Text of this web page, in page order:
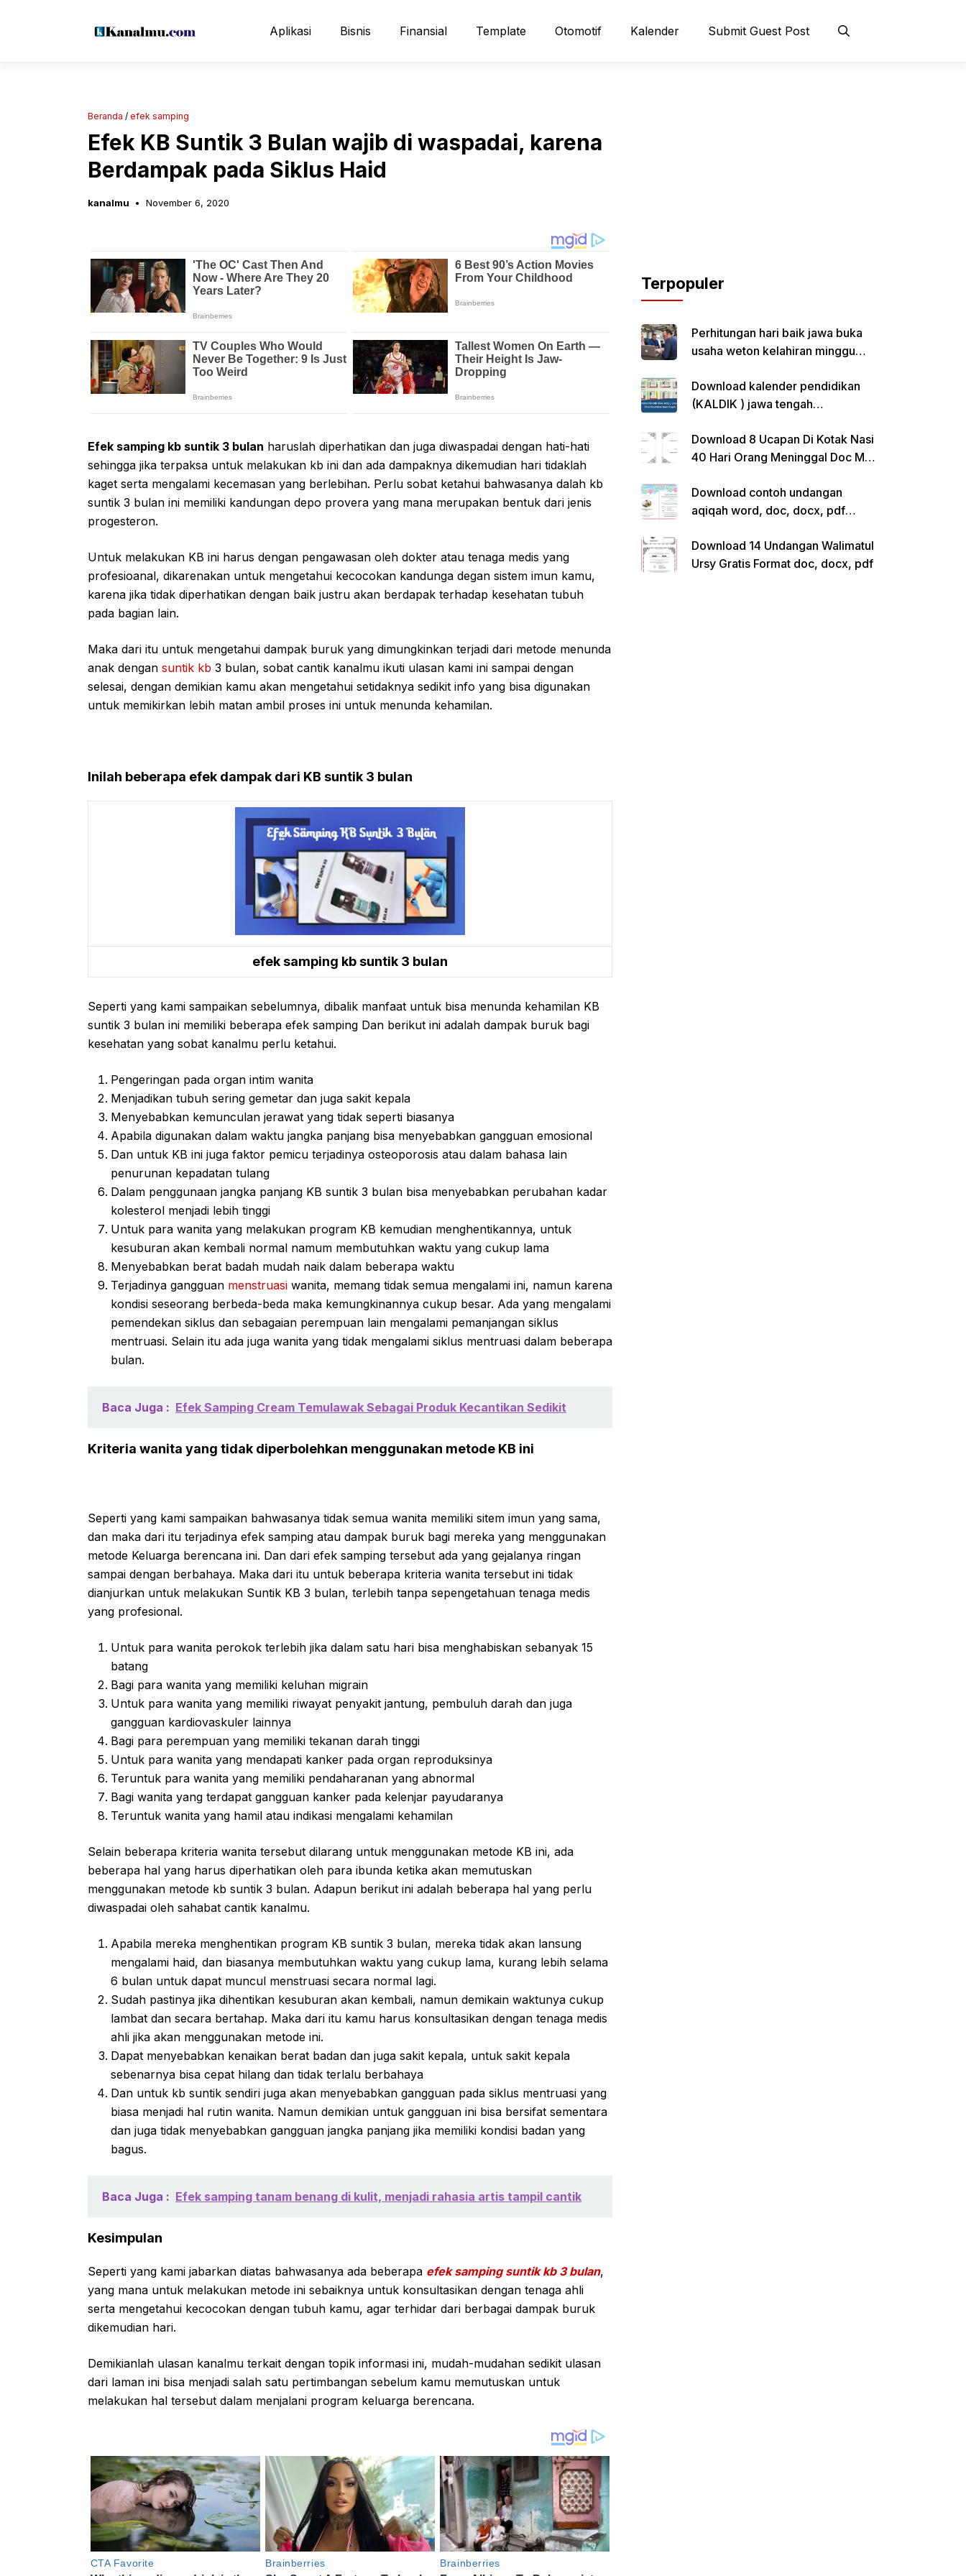
Aplikasi Bisnis Finansial Template Otomotif Kalender Submit Guest Post
Beranda / efek samping
Efek KB Suntik 3 Bulan wajib di waspadai, karena
Berdampak pada Siklus Haid
kanalmu November 6, 2020
Efek samping kb suntik 3 bulan haruslah diperhatikan dan juga diwaspadai dengan hati-hati
sehingga jika terpaksa untuk melakukan kb ini dan ada dampaknya dikemudian hari tidaklah
kaget serta mengalami kecemasan yang berlebihan. Perlu sobat ketahui bahwasanya dalah kb
suntik 3 bulan ini memiliki kandungan depo provera yang mana merupakan bentuk dari jenis
progesteron.
Untuk melakukan KB ini harus dengan pengawasan oleh dokter atau tenaga medis yang
profesioanal, dikarenakan untuk mengetahui kecocokan kandunga degan sistem imun kamu,
karena jika tidak diperhatikan dengan baik justru akan berdapak terhadap kesehatan tubuh
pada bagian lain.
Maka dari itu untuk mengetahui dampak buruk yang dimungkinkan terjadi dari metode menunda
anak dengan suntik kb 3 bulan, sobat cantik kanalmu ikuti ulasan kami ini sampai dengan
selesai, dengan demikian kamu akan mengetahui setidaknya sedikit info yang bisa digunakan
untuk memikirkan lebih matan ambil proses ini untuk menunda kehamilan.
Inilah beberapa efek dampak dari KB suntik 3 bulan
efek samping kb suntik 3 bulan
Seperti yang kami sampaikan sebelumnya, dibalik manfaat untuk bisa menunda kehamilan KB
suntik 3 bulan ini memiliki beberapa efek samping Dan berikut ini adalah dampak buruk bagi
kesehatan yang sobat kanalmu perlu ketahui.
Pengeringan pada organ intim wanita
Menjadikan tubuh sering gemetar dan juga sakit kepala
Menyebabkan kemunculan jerawat yang tidak seperti biasanya
Apabila digunakan dalam waktu jangka panjang bisa menyebabkan gangguan emosional
Dan untuk KB ini juga faktor pemicu terjadinya osteoporosis atau dalam bahasa lain
penurunan kepadatan tulang
Dalam penggunaan jangka panjang KB suntik 3 bulan bisa menyebabkan perubahan kadar
kolesterol menjadi lebih tinggi
Untuk para wanita yang melakukan program KB kemudian menghentikannya, untuk
kesuburan akan kembali normal namum membutuhkan waktu yang cukup lama
Menyebabkan berat badah mudah naik dalam beberapa waktu
Terjadinya gangguan menstruasi wanita, memang tidak semua mengalami ini, namun karena
kondisi seseorang berbeda-beda maka kemungkinannya cukup besar. Ada yang mengalami
pemendekan siklus dan sebagaian perempuan lain mengalami pemanjangan siklus
mentruasi. Selain itu ada juga wanita yang tidak mengalami siklus mentruasi dalam beberapa
bulan.
Baca Juga : Efek Samping Cream Temulawak Sebagai Produk Kecantikan Sedikit
Kriteria wanita yang tidak diperbolehkan menggunakan metode KB ini
Seperti yang kami sampaikan bahwasanya tidak semua wanita memiliki sitem imun yang sama,
dan maka dari itu terjadinya efek samping atau dampak buruk bagi mereka yang menggunakan
metode Keluarga berencana ini. Dan dari efek samping tersebut ada yang gejalanya ringan
sampai dengan berbahaya. Maka dari itu untuk beberapa kriteria wanita tersebut ini tidak
dianjurkan untuk melakukan Suntik KB 3 bulan, terlebih tanpa sepengetahuan tenaga medis
yang profesional.
Untuk para wanita perokok terlebih jika dalam satu hari bisa menghabiskan sebanyak 15
batang
Bagi para wanita yang memiliki keluhan migrain
Untuk para wanita yang memiliki riwayat penyakit jantung, pembuluh darah dan juga
gangguan kardiovaskuler lainnya
Bagi para perempuan yang memiliki tekanan darah tinggi
Untuk para wanita yang mendapati kanker pada organ reproduksinya
Teruntuk para wanita yang memiliki pendaharanan yang abnormal
Bagi wanita yang terdapat gangguan kanker pada kelenjar payudaranya
Teruntuk wanita yang hamil atau indikasi mengalami kehamilan
Selain beberapa kriteria wanita tersebut dilarang untuk menggunakan metode KB ini, ada
beberapa hal yang harus diperhatikan oleh para ibunda ketika akan memutuskan
menggunakan metode kb suntik 3 bulan. Adapun berikut ini adalah beberapa hal yang perlu
diwaspadai oleh sahabat cantik kanalmu.
Apabila mereka menghentikan program KB suntik 3 bulan, mereka tidak akan lansung
mengalami haid, dan biasanya membutuhkan waktu yang cukup lama, kurang lebih selama
6 bulan untuk dapat muncul menstruasi secara normal lagi.
Sudah pastinya jika dihentikan kesuburan akan kembali, namun demikain waktunya cukup
lambat dan secara bertahap. Maka dari itu kamu harus konsultasikan dengan tenaga medis
ahli jika akan menggunakan metode ini.
Dapat menyebabkan kenaikan berat badan dan juga sakit kepala, untuk sakit kepala
sebenarnya bisa cepat hilang dan tidak terlalu berbahaya
Dan untuk kb suntik sendiri juga akan menyebabkan gangguan pada siklus mentruasi yang
biasa menjadi hal rutin wanita. Namun demikian untuk gangguan ini bisa bersifat sementara
dan juga tidak menyebabkan gangguan jangka panjang jika memiliki kondisi badan yang
bagus.
Baca Juga : Efek samping tanam benang di kulit, menjadi rahasia artis tampil cantik
Kesimpulan
Seperti yang kami jabarkan diatas bahwasanya ada beberapa efek samping suntik kb 3 bulan,
yang mana untuk melakukan metode ini sebaiknya untuk konsultasikan dengan tenaga ahli
serta mengetahui kecocokan dengan tubuh kamu, agar terhidar dari berbagai dampak buruk
dikemudian hari.
Demikianlah ulasan kanalmu terkait dengan topik informasi ini, mudah-mudahan sedikit ulasan
dari laman ini bisa menjadi salah satu pertimbangan sebelum kamu memutuskan untuk
melakukan hal tersebut dalam menjalani program keluarga berencana.
Terpopuler
Perhitungan hari baik jawa buka
usaha weton kelahiran minggu
Download kalender pendidikan
(KALDIK ) jawa tengah
Download 8 Ucapan Di Kotak Nasi
40 Hari Orang Meninggal Doc Ms.
Download contoh undangan
aqiqah word, doc, docx, pdf
Download 14 Undangan Walimatul
Ursy Gratis Format doc, docx, pdf